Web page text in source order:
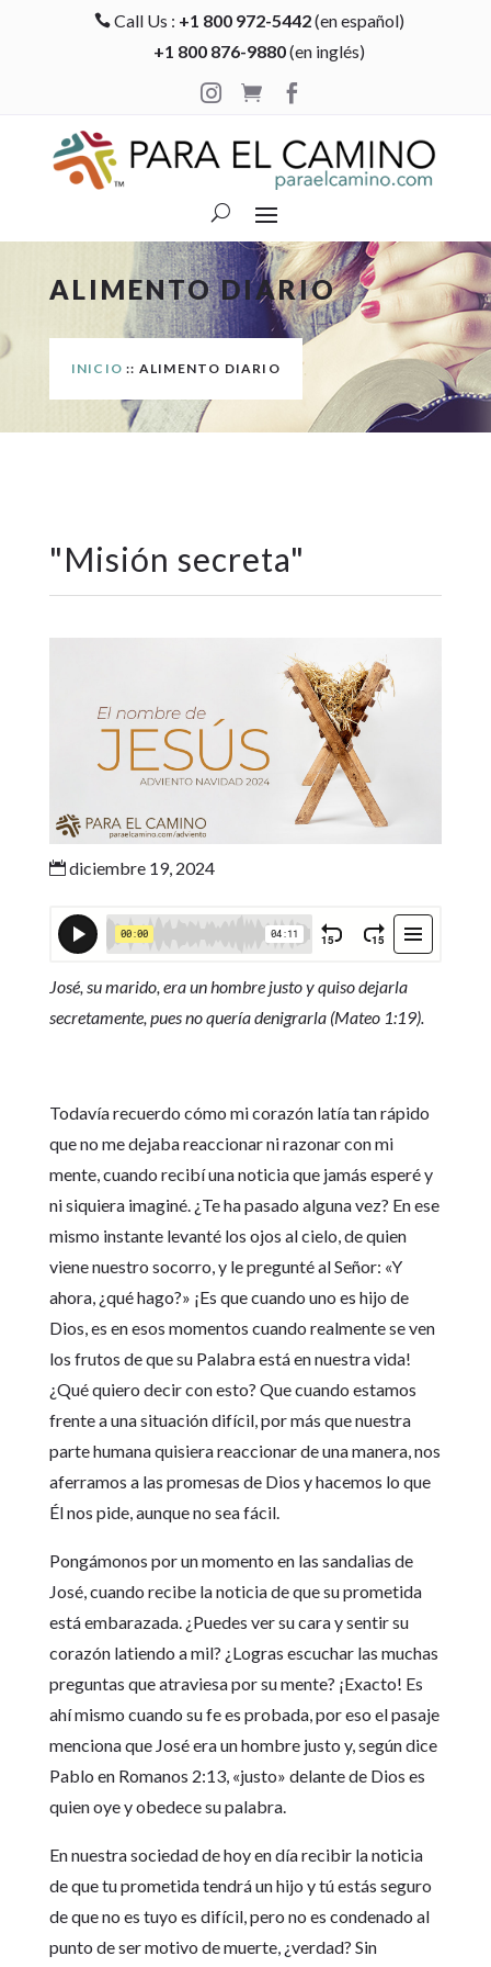
 Call Us : +1 800 972-5442(en español)
+1 800 876-9880(en inglés)

 
ALIMENTO DIARIO
INICIO :: ALIMENTO DIARIO
"Misión secreta"
diciembre 19, 2024
José, su marido, era un hombre justo y quiso dejarla
secretamente, pues no quería denigrarla (Mateo 1:19).
Todavía recuerdo cómo mi corazón latía tan rápido
que no me dejaba reaccionar ni razonar con mi
mente, cuando recibí una noticia que jamás esperé y
ni siquiera imaginé. ¿Te ha pasado alguna vez? En ese
mismo instante levanté los ojos al cielo, de quien
viene nuestro socorro, y le pregunté al Señor: «Y
ahora, ¿qué hago?» ¡Es que cuando uno es hijo de
Dios, es en esos momentos cuando realmente se ven
los frutos de que su Palabra está en nuestra vida!
¿Qué quiero decir con esto? Que cuando estamos
frente a una situación difícil, por más que nuestra
parte humana quisiera reaccionar de una manera, nos
aferramos a las promesas de Dios y hacemos lo que
Él nos pide, aunque no sea fácil.
Pongámonos por un momento en las sandalias de
José, cuando recibe la noticia de que su prometida
está embarazada. ¿Puedes ver su cara y sentir su
corazón latiendo a mil? ¿Logras escuchar las muchas
preguntas que atraviesa por su mente? ¡Exacto! Es
ahí mismo cuando su fe es probada, por eso el pasaje
menciona que José era un hombre justo y, según dice
Pablo en Romanos 2:13, «justo» delante de Dios es
quien oye y obedece su palabra.
En nuestra sociedad de hoy en día recibir la noticia
de que tu prometida tendrá un hijo y tú estás seguro
de que no es tuyo es difícil, pero no es condenado al
punto de ser motivo de muerte, ¿verdad? Sin